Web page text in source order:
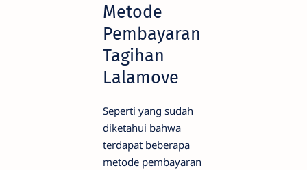
Metode
Pembayaran
Tagihan
Lalamove
Seperti yang sudah
diketahui bahwa
terdapat beberapa
metode pembayaran